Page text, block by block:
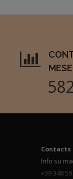
MESE
Contacts
Info su
+39 348